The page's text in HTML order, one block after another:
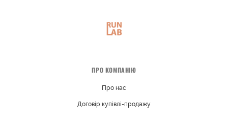
ПРО КОМПАНІЮ
Про нас
Договір купівлі-продажу